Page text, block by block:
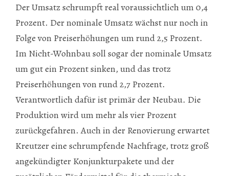
Der Umsatz schrumpft real voraussichtlich um 0,4
Prozent. Der nominale Umsatz wächst nur noch in
Folge von Preiserhöhungen um rund 2,5 Prozent.
Im Nicht-Wohnbau soll sogar der nominale Umsatz
um gut ein Prozent sinken, und das trotz
Preiserhöhungen von rund 2,7 Prozent.
Verantwortlich dafür ist primär der Neubau. Die
Produktion wird um mehr als vier Prozent
zurückgefahren. Auch in der Renovierung erwartet
Kreutzer eine schrumpfende Nachfrage, trotz groß
angekündigter Konjunkturpakete und der